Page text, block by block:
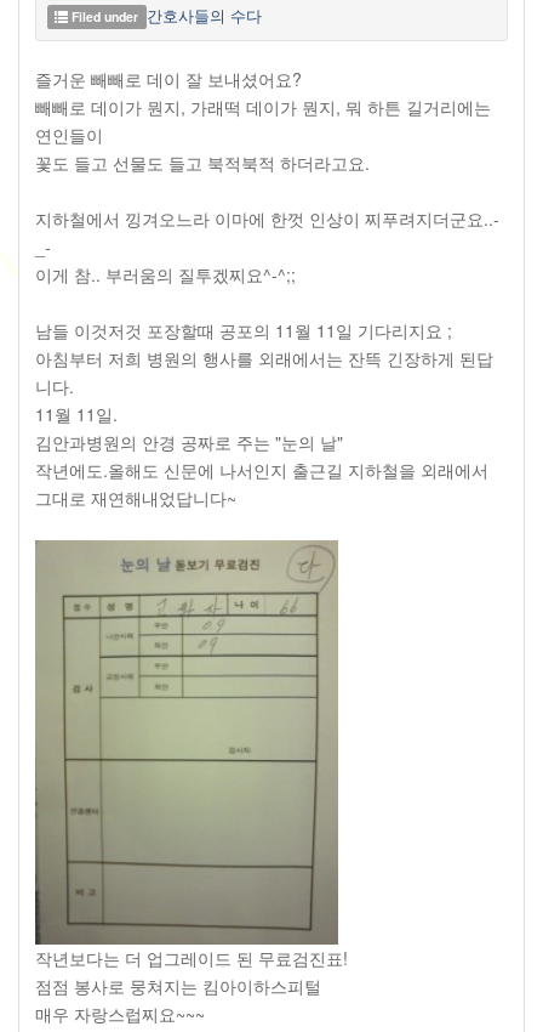
Filed under 간호사들의 수다
즐거운 빼빼로 데이 잘 보내셨어요?
빼빼로 데이가 뭔지, 가래떡 데이가 뭔지, 뭐 하튼 길거리에는
연인들이
꽃도 들고 선물도 들고 북적북적 하더라고요.
지하철에서 낑겨오느라 이마에 한껏 인상이 찌푸려지더군요..-
_-
이게 참.. 부러움의 질투겠찌요^-^;;
남들 이것저것 포장할때 공포의 11월 11일 기다리지요 ;
아침부터 저희 병원의 행사를 외래에서는 잔뜩 긴장하게 된답
니다.
11월 11일.
김안과병원의 안경 공짜로 주는 "눈의 날"
작년에도.올해도 신문에 나서인지 출근길 지하철을 외래에서
그대로 재연해내었답니다~
작년보다는 더 업그레이드 된 무료검진표!
점점 봉사로 뭉쳐지는 킴아이하스피털
매우 자랑스럽찌요~~~